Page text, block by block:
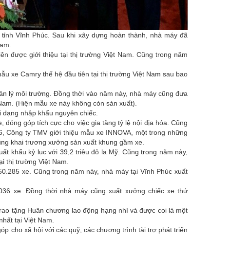
Vĩnh Phúc. Sau khi xây dựng hoàn thành, nhà máy đã
được giới thiệu tại thị trường Việt Nam. Cũng trong năm
xe Camry thế hệ đầu tiên tại thị trường Việt Nam sau bao
lý môi trường. Đồng thời vào năm này, nhà máy cũng đưa
(Hiện mẫu xe này không còn sản xuất).
nhập khẩu nguyên chiếc.
góp tích cực cho việc gia tăng tỷ lệ nội địa hóa. Cũng
ty TMV giới thiệu mẫu xe INNOVA, một trong những
khai trương xưởng sản xuất khung gầm xe.
khẩu kỷ lục với 39,2 triệu đô la Mỹ. Cũng trong năm này,
thị trường Việt Nam.
xe. Cũng trong năm này, nhà máy tại Vĩnh Phúc xuất
xe. Đồng thời nhà máy cũng xuất xưởng chiếc xe thứ
tặng Huân chương lao động hạng nhì và được coi là một
tại Việt Nam.
cho xã hội với các quỹ, các chương trình tài trợ phát triển